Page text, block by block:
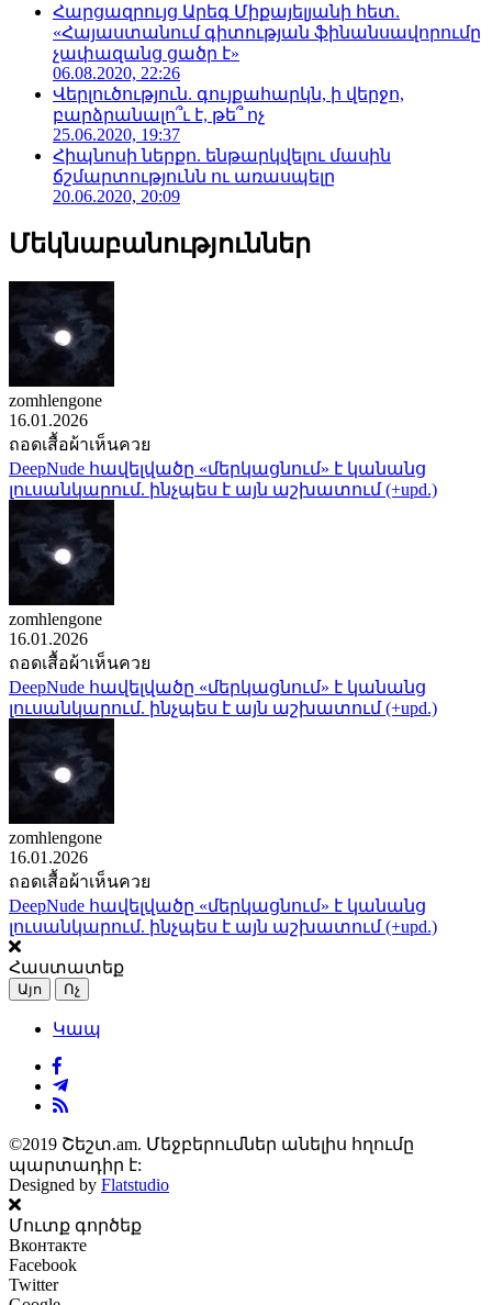
Հարցազրույց Արեգ Միքայելյանի հետ.
«Հայաստանում գիտության ֆինանսավորումը
չափազանց ցածր է»
06.08.2020, 22:26
Վերլուծություն. գույքահարկն, ի վերջո,
բարձրանալո՞ւ է, թե՞ ոչ
25.06.2020, 19:37
Հիպնոսի ներքո. ենթարկվելու մասին
ճշմարտությունն ու առասպելը
20.06.2020, 20:09
Մեկնաբանություններ
zomhlengone
16.01.2026
ถอดเสื้อผ้าเห็นควย
DeepNude հավելվածը «մերկացնում» է կանանց
լուսանկարում. ինչպես է այն աշխատում (+upd.)
zomhlengone
16.01.2026
ถอดเสื้อผ้าเห็นควย
DeepNude հավելվածը «մերկացնում» է կանանց
լուսանկարում. ինչպես է այն աշխատում (+upd.)
zomhlengone
16.01.2026
ถอดเสื้อผ้าเห็นควย
DeepNude հավելվածը «մերկացնում» է կանանց
լուսանկարում. ինչպես է այն աշխատում (+upd.)
Հաստատեք
Այո Ոչ
Կապ
©2019 Շեշտ.am. Մեջբերումներ անելիս հղումը
պարտադիր է:
Designed by Flatstudio
Մուտք գործեք
Вконтакте
Facebook
Twitter